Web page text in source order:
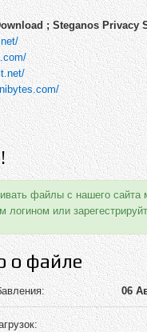
; Steganos Privacy
файлы с нашего сайта
логином или
о файле
06